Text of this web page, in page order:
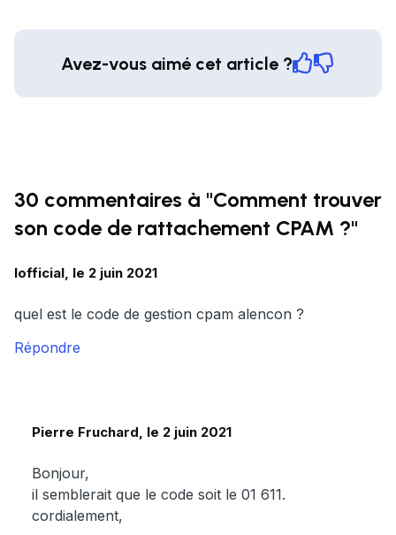
Avez-vous aimé cet article ?
30 commentaires à "Comment trouver
son code de rattachement CPAM ?"
lofficial, le 2 juin 2021
quel est le code de gestion cpam alencon ?
Répondre
Pierre Fruchard, le 2 juin 2021
Bonjour,
il semblerait que le code soit le 01 611.
cordialement,